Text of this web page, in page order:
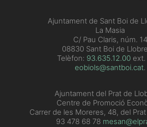
Ajuntament de Sant Boi de
La Masia
C/ Pau Claris, núm. 14
08830 Sant Boi de
Telèfon: 93.635.12.00 ext.
eobiols@santboi.cat.
Ajuntament del Prat de
Centre de Promoció
Carrer de les Moreres, 48, del
93 478 68 78